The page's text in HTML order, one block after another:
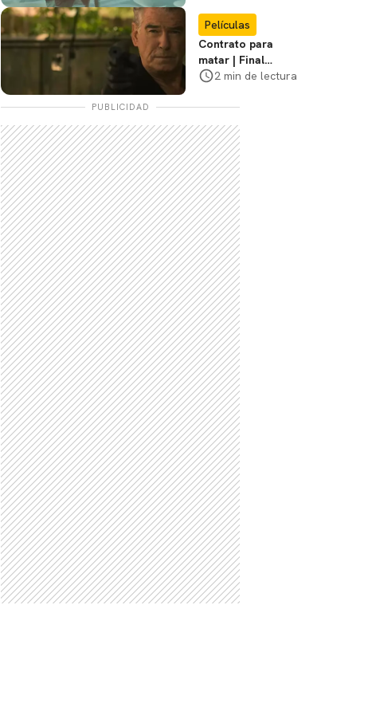
Películas
Contrato para
matar | Final
explicado, ¿Qué
Stan y Beggar?
2 min de lectura
PUBLICIDAD